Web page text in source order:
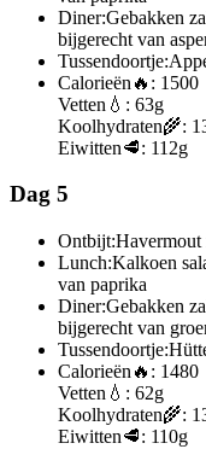
Diner:Gebakken
bijgerecht van
Tussendoortje:
Calorieën 🔥: 1500
Vetten 💧: 63g
Koolhydraten🌾:
Eiwitten🥩: 112g
Dag 5
Ontbijt:Havermout
Lunch:Kalkoen
van paprika
Diner:Gebakken
bijgerecht van
Tussendoortje:
Calorieën 🔥: 1480
Vetten 💧: 62g
Koolhydraten🌾:
Eiwitten🥩: 110g